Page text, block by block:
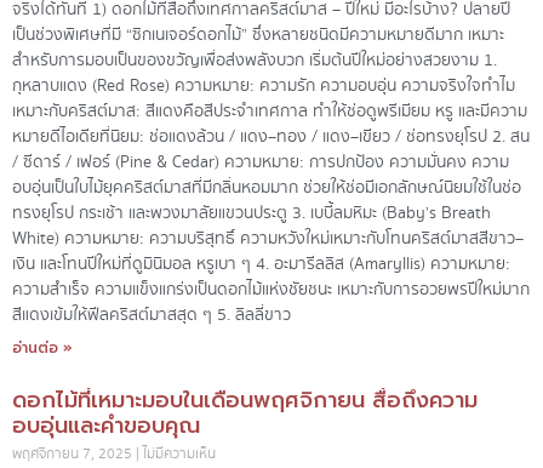
จริงได้ทันที 1) ดอกไม้ที่สื่อถึงเทศกาลคริสต์มาส – ปีใหม่ มีอะไรบ้าง? ปลายปี
เป็นช่วงพิเศษที่มี “ซิกเนเจอร์ดอกไม้” ซึ่งหลายชนิดมีความหมายดีมาก เหมาะ
สำหรับการมอบเป็นของขวัญเพื่อส่งพลังบวก เริ่มต้นปีใหม่อย่างสวยงาม 1.
กุหลาบแดง (Red Rose) ความหมาย: ความรัก ความอบอุ่น ความจริงใจทำไม
เหมาะกับคริสต์มาส: สีแดงคือสีประจำเทศกาล ทำให้ช่อดูพรีเมียม หรู และมีความ
หมายดีไอเดียที่นิยม: ช่อแดงล้วน / แดง–ทอง / แดง–เขียว / ช่อทรงยุโรป 2. สน
/ ซีดาร์ / เฟอร์ (Pine & Cedar) ความหมาย: การปกป้อง ความมั่นคง ความ
อบอุ่นเป็นใบไม้ยุคคริสต์มาสที่มีกลิ่นหอมมาก ช่วยให้ช่อมีเอกลักษณ์นิยมใช้ในช่อ
ทรงยุโรป กระเช้า และพวงมาลัยแขวนประตู 3. เบบี้ลมหิมะ (Baby’s Breath
White) ความหมาย: ความบริสุทธิ์ ความหวังใหม่เหมาะกับโทนคริสต์มาสสีขาว–
เงิน และโทนปีใหม่ที่ดูมินิมอล หรูเบา ๆ 4. อะมารีลลิส (Amaryllis) ความหมาย:
ความสำเร็จ ความแข็งแกร่งเป็นดอกไม้แห่งชัยชนะ เหมาะกับการอวยพรปีใหม่มาก
สีแดงเข้มให้ฟีลคริสต์มาสสุด ๆ 5. ลิลลี่ขาว
อ่านต่อ »
ดอกไม้ที่เหมาะมอบในเดือนพฤศจิกายน สื่อถึงความ
อบอุ่นและคำขอบคุณ
พฤศจิกายน 7, 2025 ไม่มีความเห็น